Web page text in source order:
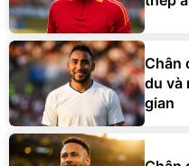
Chân
du và
gian